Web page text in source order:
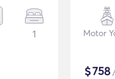
1 Motor
$758/